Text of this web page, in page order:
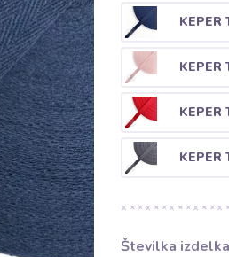
KEPER
KEPER
KEPER
KEPER
Številka